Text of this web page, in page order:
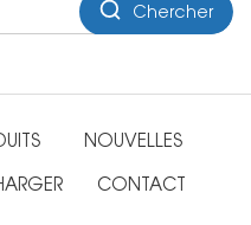
Chercher
NOUVELLES
CONTACT